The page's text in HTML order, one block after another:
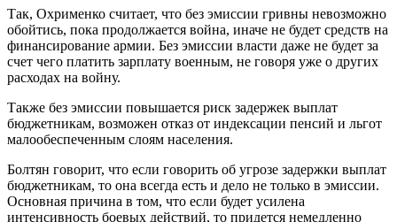
Так, Охрименко считает, что без эмиссии гривны невозможно
обойтись, пока продолжается война, иначе не будет средств на
финансирование армии. Без эмиссии власти даже не будет за
счет чего платить зарплату военным, не говоря уже о других
расходах на войну.
Также без эмиссии повышается риск задержек выплат
бюджетникам, возможен отказ от индексации пенсий и льгот
малообеспеченным слоям населения.
Болтян говорит, что если говорить об угрозе задержки выплат
бюджетникам, то она всегда есть и дело не только в эмиссии.
Основная причина в том, что если будет усилена
интенсивность боевых действий, то придется немедленно